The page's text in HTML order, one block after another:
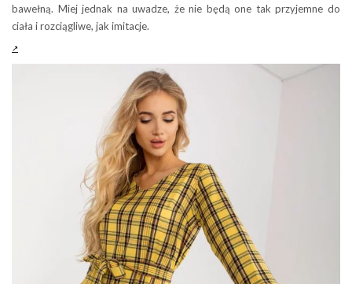
bawełną. Miej jednak na uwadze, że nie będą one tak przyjemne do
ciała i rozciągliwe, jak imitacje.